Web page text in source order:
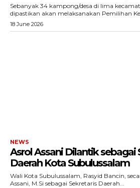
Sebanyak 34 kampong/desa di lima
dipastikan akan melaksanakan Pemilihan
18 June 2026
NEWS
Asrol Assani Dilantik sebagai
Daerah Kota Subulussalam
Wali Kota Subulussalam, Rasyid Bancin,
Assani, M.Si sebagai Sekretaris Daerah...